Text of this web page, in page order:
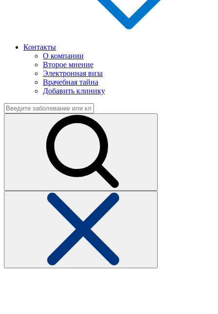
Контакты
О компании
Второе мнение
Электронная виза
Врачебная тайна
Добавить клинику